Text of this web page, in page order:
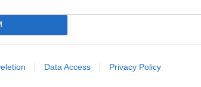
Data Access Privacy Policy
„Modern ist für mich eine Mode, in
sich wie ein Mann zu kleiden,
Kleid durchsetzen zu können –